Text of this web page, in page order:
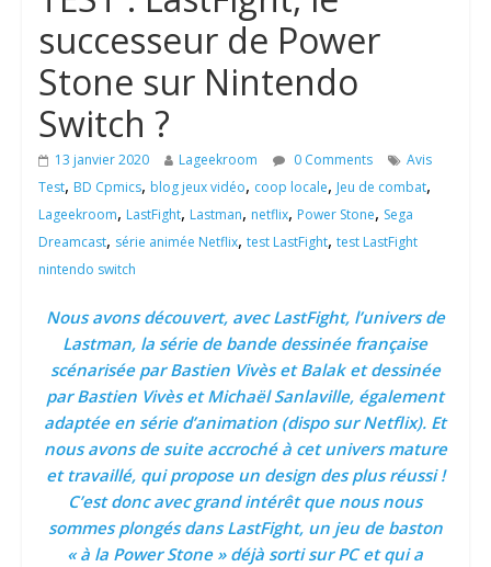
successeur de Power
Stone sur Nintendo
Switch ?
13 janvier 2020 Lageekroom 0 Comments
Avis
Test, BD Cpmics, blog jeux vidéo, coop locale, Jeu de combat,
Lageekroom, LastFight, Lastman, netflix, Power Stone, Sega
Dreamcast, série animée Netflix, test LastFight, test LastFight
nintendo switch
Nous avons découvert, avec LastFight, l’univers de
Lastman, la série de bande dessinée française
scénarisée par Bastien Vivès et Balak et dessinée
par Bastien Vivès et Michaël Sanlaville, également
adaptée en série d’animation (dispo sur Netflix). Et
nous avons de suite accroché à cet univers mature
et travaillé, qui propose un design des plus réussi !
C’est donc avec grand intérêt que nous nous
sommes plongés dans LastFight, un jeu de baston
« à la Power Stone » déjà sorti sur PC et qui a